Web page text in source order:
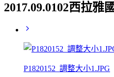
2017.09.0102西拉雅
P1820152_調整大小1.JPG